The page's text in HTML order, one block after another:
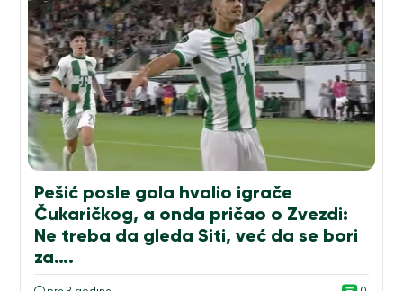
Pešić posle gola hvalio igrače
Čukaričkog, a onda pričao o Zvezdi:
Ne treba da gleda Siti, već da se bori
za….